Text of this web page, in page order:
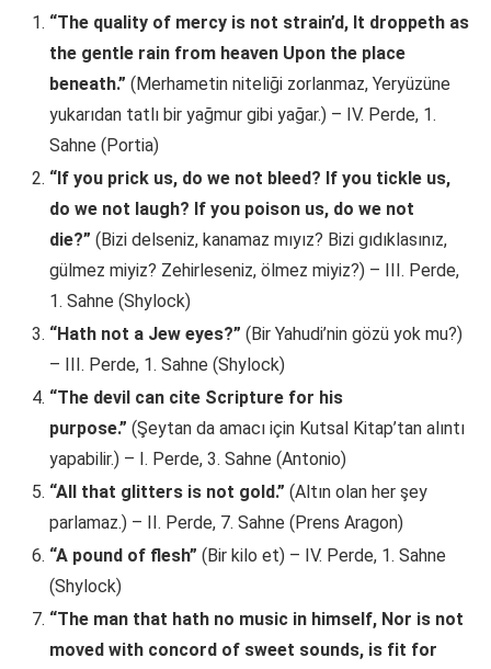
“The quality of mercy is not strain’d, It droppeth as
the gentle rain from heaven Upon the place
beneath.” (Merhametin niteliği zorlanmaz, Yeryüzüne
yukarıdan tatlı bir yağmur gibi yağar.) – IV. Perde, 1.
Sahne (Portia)
“If you prick us, do we not bleed? If you tickle us,
do we not laugh? If you poison us, do we not
die?” (Bizi delseniz, kanamaz mıyız? Bizi gıdıklasınız,
gülmez miyiz? Zehirleseniz, ölmez miyiz?) – III. Perde,
1. Sahne (Shylock)
“Hath not a Jew eyes?” (Bir Yahudi’nin gözü yok mu?)
– III. Perde, 1. Sahne (Shylock)
“The devil can cite Scripture for his
purpose.” (Şeytan da amacı için Kutsal Kitap’tan alıntı
yapabilir.) – I. Perde, 3. Sahne (Antonio)
“All that glitters is not gold.” (Altın olan her şey
parlamaz.) – II. Perde, 7. Sahne (Prens Aragon)
“A pound of flesh” (Bir kilo et) – IV. Perde, 1. Sahne
(Shylock)
“The man that hath no music in himself, Nor is not
moved with concord of sweet sounds, is fit for